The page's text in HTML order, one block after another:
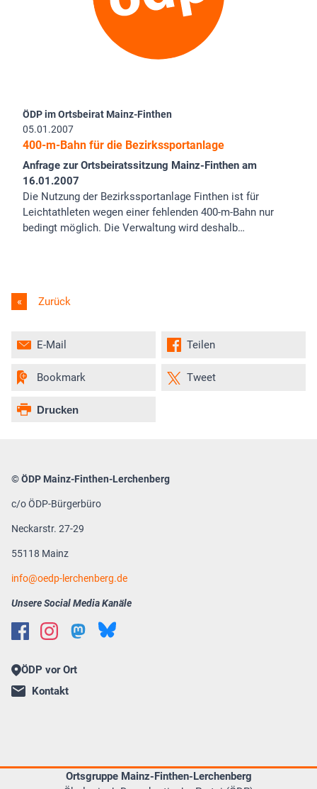
ÖDP im Ortsbeirat Mainz-Finthen
05.01.2007
400-m-Bahn für die Bezirkssportanlage
Anfrage zur Ortsbeiratssitzung Mainz-Finthen am
16.01.2007
Die Nutzung der Bezirkssportanlage Finthen ist für
Leichtathleten wegen einer fehlenden 400-m-Bahn nur
bedingt möglich. Die Verwaltung wird deshalb…
Zurück
Teilen
Tweet
E-Mail
Bookmark
Drucken
© ÖDP Mainz-Finthen-Lerchenberg
c/o ÖDP-Bürgerbüro
Neckarstr. 27-29
55118 Mainz
info oedp-lerchenberg.de
Unsere Social Media Kanäle
ÖDP vor Ort
Kontakt
Ortsgruppe Mainz-Finthen-Lerchenberg